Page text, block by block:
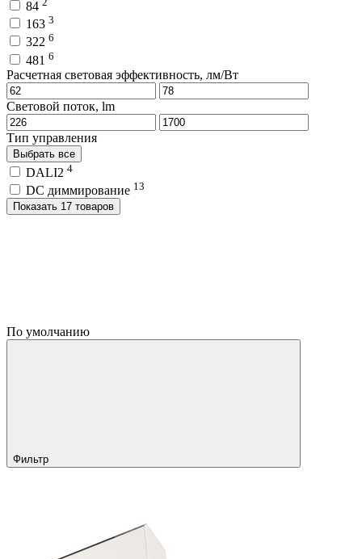
84
163 3
322 6
481 6
Расчетная световая эффективность, лм/Вт
Световой поток, lm
Тип управления
Выбрать все
DALI2 4
DC диммирование 13
Показать 17 товаров
По умолчанию
Фильтр